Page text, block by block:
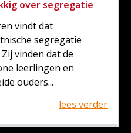
over segregatie
vindt dat
segregatie
vinden dat de
leerlingen en
ouders...
lees verder